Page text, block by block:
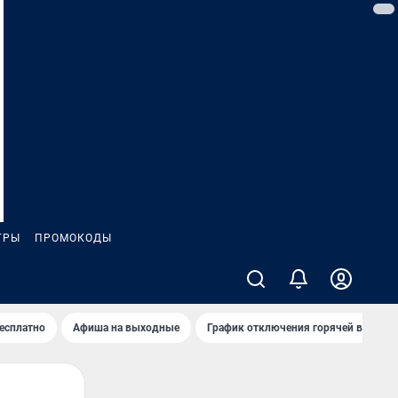
ПРОМОКОДЫ
Афиша на выходные График отключения горячей воды в